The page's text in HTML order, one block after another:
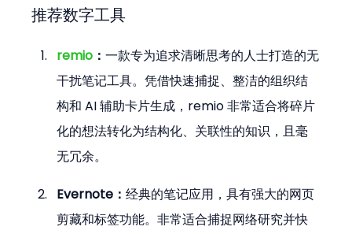
推荐数字工具
remio ：一款专为追求清晰思考的人士打造的无
干扰笔记工具。凭借快速捕捉、整洁的组织结
构和 AI 辅助卡片生成，remio 非常适合将碎片
化的想法转化为结构化、关联性的知识，且毫
无冗余。
Evernote：经典的笔记应用，具有强大的网页
剪藏和标签功能。非常适合捕捉网络研究并快